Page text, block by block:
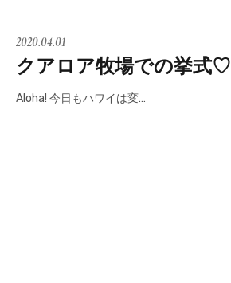
2020.04.01
クアロア牧場での挙式♡
Aloha! 今日もハワイは変…